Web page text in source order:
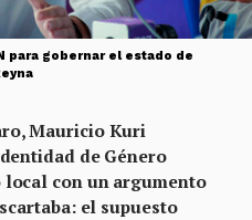
para gobernar el estado de
Mauricio Kuri
de Género
local con un argumento
el supuesto